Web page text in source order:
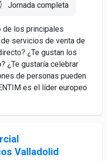
Jornada completa
de los principales
servicios de venta de
¿Te gustan los
¿Te gustaría celebrar
de personas pueden
es el líder europeo
Valladolid